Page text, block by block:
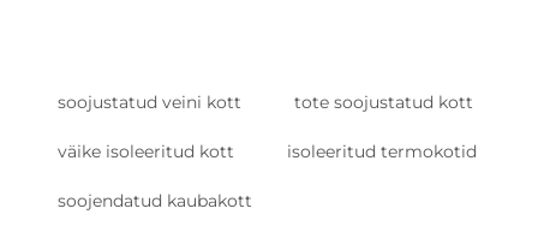
soojustatud veini kott tote soojustatud kott
väike isoleeritud kott isoleeritud termokotid
soojendatud kaubakott